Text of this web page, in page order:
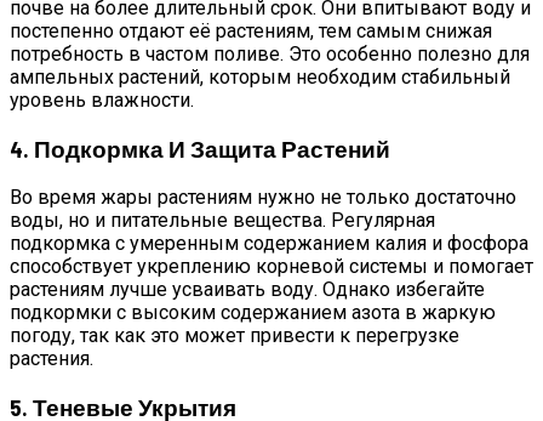
почве на более длительный срок. Они впитывают воду и
постепенно отдают её растениям, тем самым снижая
потребность в частом поливе. Это особенно полезно для
ампельных растений, которым необходим стабильный
уровень влажности.
4. Подкормка И Защита Растений
Во время жары растениям нужно не только достаточно
воды, но и питательные вещества. Регулярная
подкормка с умеренным содержанием калия и фосфора
способствует укреплению корневой системы и помогает
растениям лучше усваивать воду. Однако избегайте
подкормки с высоким содержанием азота в жаркую
погоду, так как это может привести к перегрузке
растения.
5. Теневые Укрытия